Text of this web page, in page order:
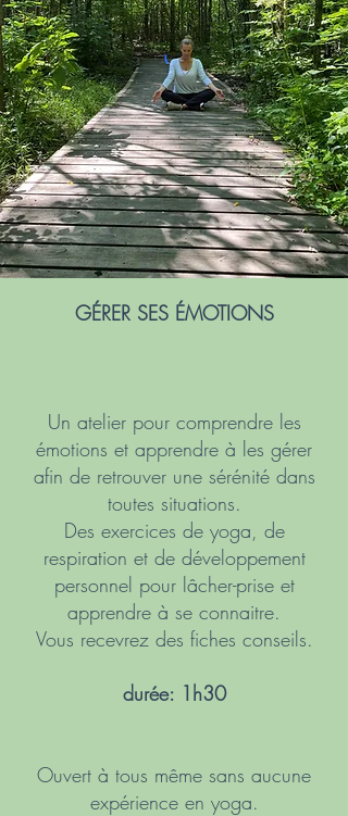
GÉRER SES ÉMOTIONS
Un atelier pour comprendre les
émotions et apprendre à les gérer
afin de retrouver une sérénité dans
toutes situations.
Des exercices de yoga, de
respiration et de développement
personnel pour lâcher-prise et
apprendre à se connaitre.
Vous recevrez des fiches conseils.
durée: 1h30
Ouvert à tous même sans aucune
expérience en yoga.